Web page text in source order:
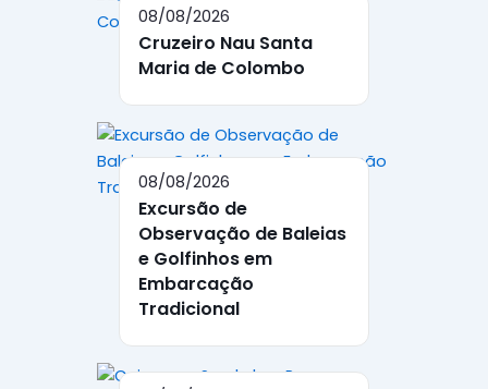
08/08/2026
Cruzeiro Nau Santa
Maria de Colombo
08/08/2026
Excursão de
Observação de Baleias
e Golfinhos em
Embarcação
Tradicional